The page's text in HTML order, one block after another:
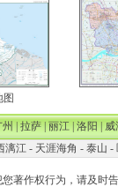
图
州|拉萨|丽江|洛阳|威
漓江- 天涯海角 - 泰山 -
著作权行为，请及时